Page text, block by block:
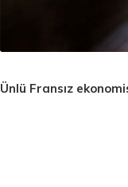
Ünlü Fransız